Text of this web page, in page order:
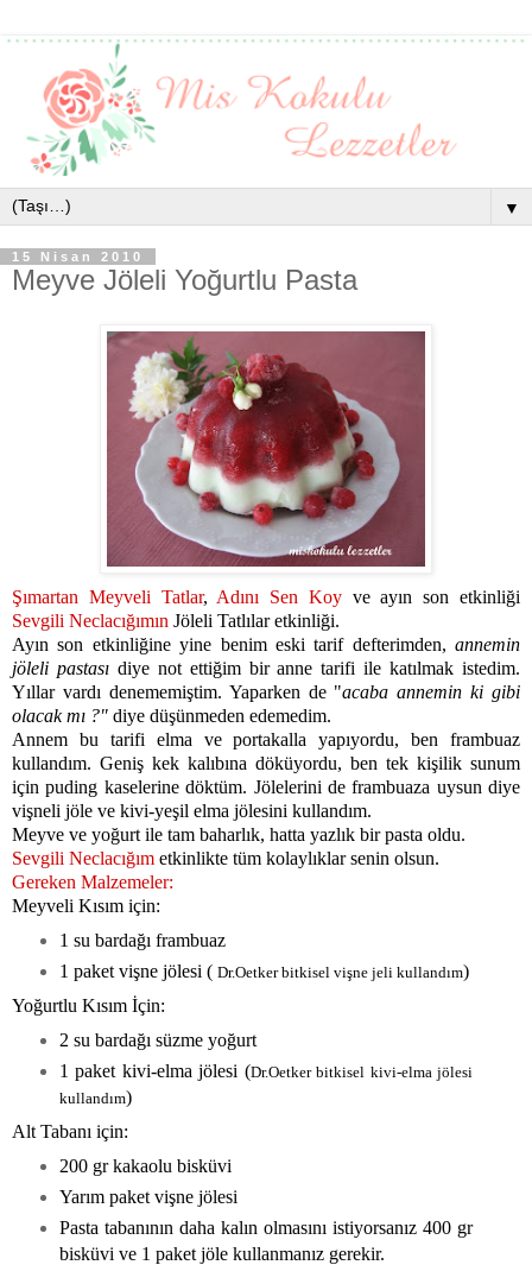
▼
15 Nisan 2010
Meyve Jöleli Yoğurtlu Pasta
Şımartan Meyveli Tatlar, Adını Sen Koyve ayın son etkinliği
Sevgili Neclacığımın Jöleli Tatlılar etkinliği.
Ayın son etkinliğine yine benim eski tarif defterimden, annemin
jöleli pastasıdiye not ettiğim bir anne tarifi ile katılmak istedim.
Yıllar vardı denememiştim. Yaparken de "acaba annemin ki gibi
olacak mı ?" diye düşünmeden edemedim.
Annem bu tarifi elma ve portakalla yapıyordu, ben frambuaz
kullandım. Geniş kek kalıbına döküyordu, ben tek kişilik sunum
için puding kaselerine döktüm. Jölelerini de frambuaza uysun diye
vişneli jöle ve kivi-yeşil elma jölesini kullandım.
Meyve ve yoğurt ile tam baharlık, hatta yazlık bir pasta oldu.
Sevgili Neclacığım etkinlikte tüm kolaylıklar senin olsun.
Gereken Malzemeler:
Meyveli Kısım için:
1 su bardağı frambuaz
1 paket vişne jölesi ( Dr.Oetker bitkisel vişne jeli kullandım)
Yoğurtlu Kısım İçin:
2 su bardağı süzme yoğurt
1 paket kivi-elma jölesi (Dr.Oetker bitkisel kivi-elma jölesi
kullandım)
Alt Tabanı için:
200 gr kakaolu bisküvi
Yarım paket vişne jölesi
Pasta tabanının daha kalın olmasını istiyorsanız 400 gr
bisküvi ve 1 paket jöle kullanmanız gerekir.